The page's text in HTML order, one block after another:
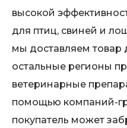
высокой
для птиц, свиней и
мы доставляем товар
остальные регионы
ветеринарные
помощью компаний-
покупатель может